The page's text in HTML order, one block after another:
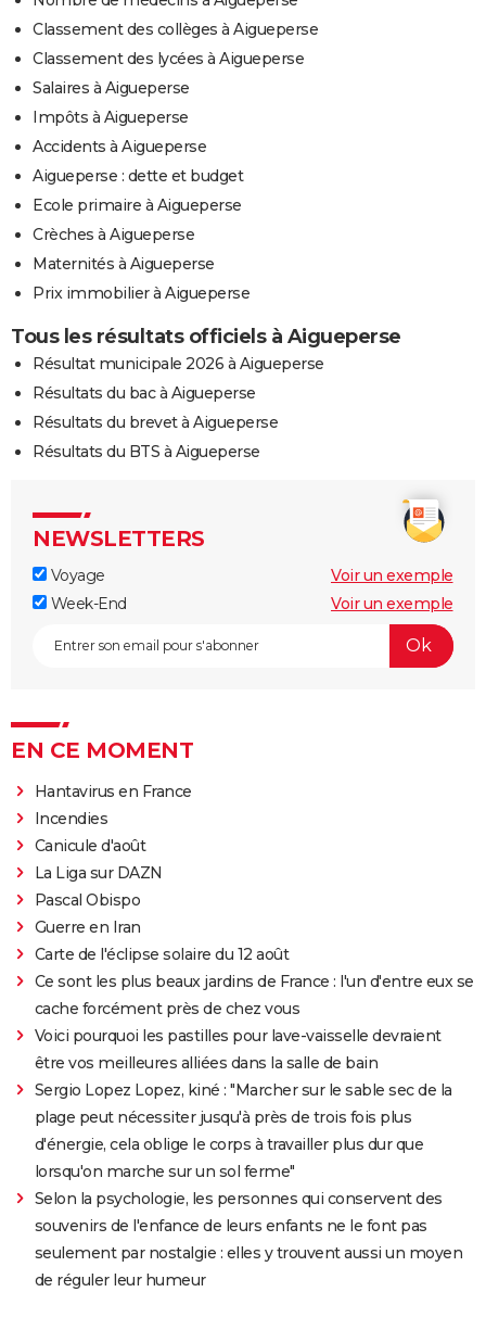
Classement des collèges à Aigueperse
Classement des lycées à Aigueperse
Salaires à Aigueperse
Impôts à Aigueperse
Accidents à Aigueperse
Aigueperse : dette et budget
Ecole primaire à Aigueperse
Crèches à Aigueperse
Maternités à Aigueperse
Prix immobilier à Aigueperse
Tous les résultats officiels à Aigueperse
Résultat municipale 2026 à Aigueperse
Résultats du bac à Aigueperse
Résultats du brevet à Aigueperse
Résultats du BTS à Aigueperse
NEWSLETTERS
Voyage
Voir un exemple
Week-End
Voir un exemple
EN CE MOMENT
Hantavirus en France
Incendies
Canicule d'août
La Liga sur DAZN
Pascal Obispo
Guerre en Iran
Carte de l'éclipse solaire du 12 août
Ce sont les plus beaux jardins de France : l'un d'entre eux se
cache forcément près de chez vous
Voici pourquoi les pastilles pour lave-vaisselle devraient
être vos meilleures alliées dans la salle de bain
Sergio Lopez Lopez, kiné : "Marcher sur le sable sec de la
plage peut nécessiter jusqu'à près de trois fois plus
d'énergie, cela oblige le corps à travailler plus dur que
lorsqu'on marche sur un sol ferme"
Selon la psychologie, les personnes qui conservent des
souvenirs de l'enfance de leurs enfants ne le font pas
seulement par nostalgie : elles y trouvent aussi un moyen
de réguler leur humeur